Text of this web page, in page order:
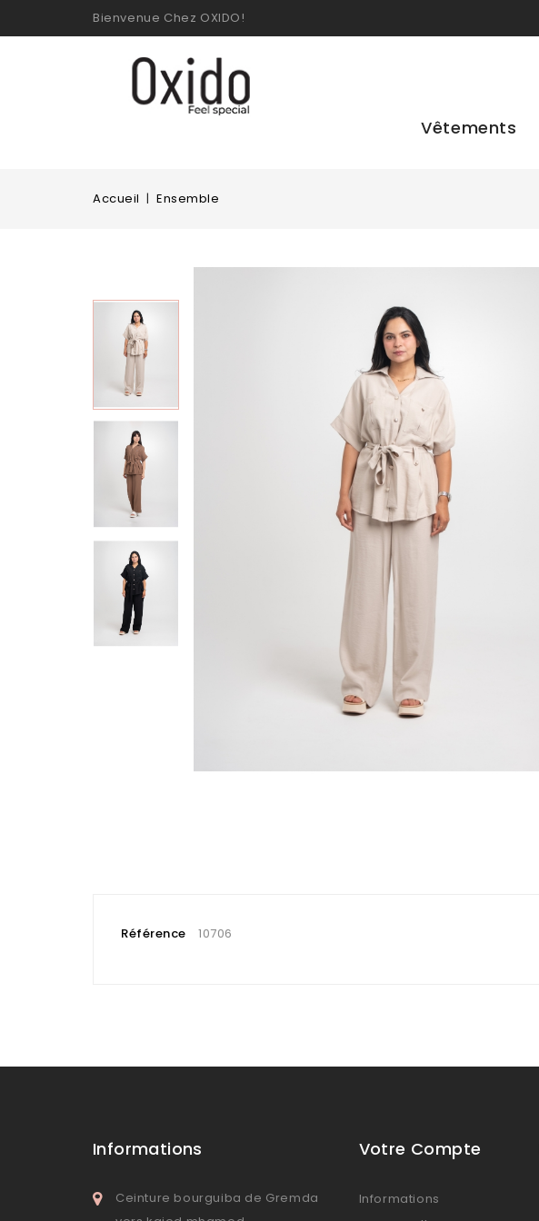
Bienvenue Chez OXIDO!
Vêtements
Accueil Ensemble
Référence 10706
Informations
Ceinture bourguiba de Gremda
Votre Compte
Informations